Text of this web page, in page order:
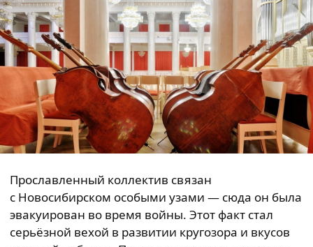
Прославленный коллектив связан
с Новосибирском особыми узами — сюда он была
эвакуирован во время войны. Этот факт стал
серьёзной вехой в развитии кругозора и вкусов